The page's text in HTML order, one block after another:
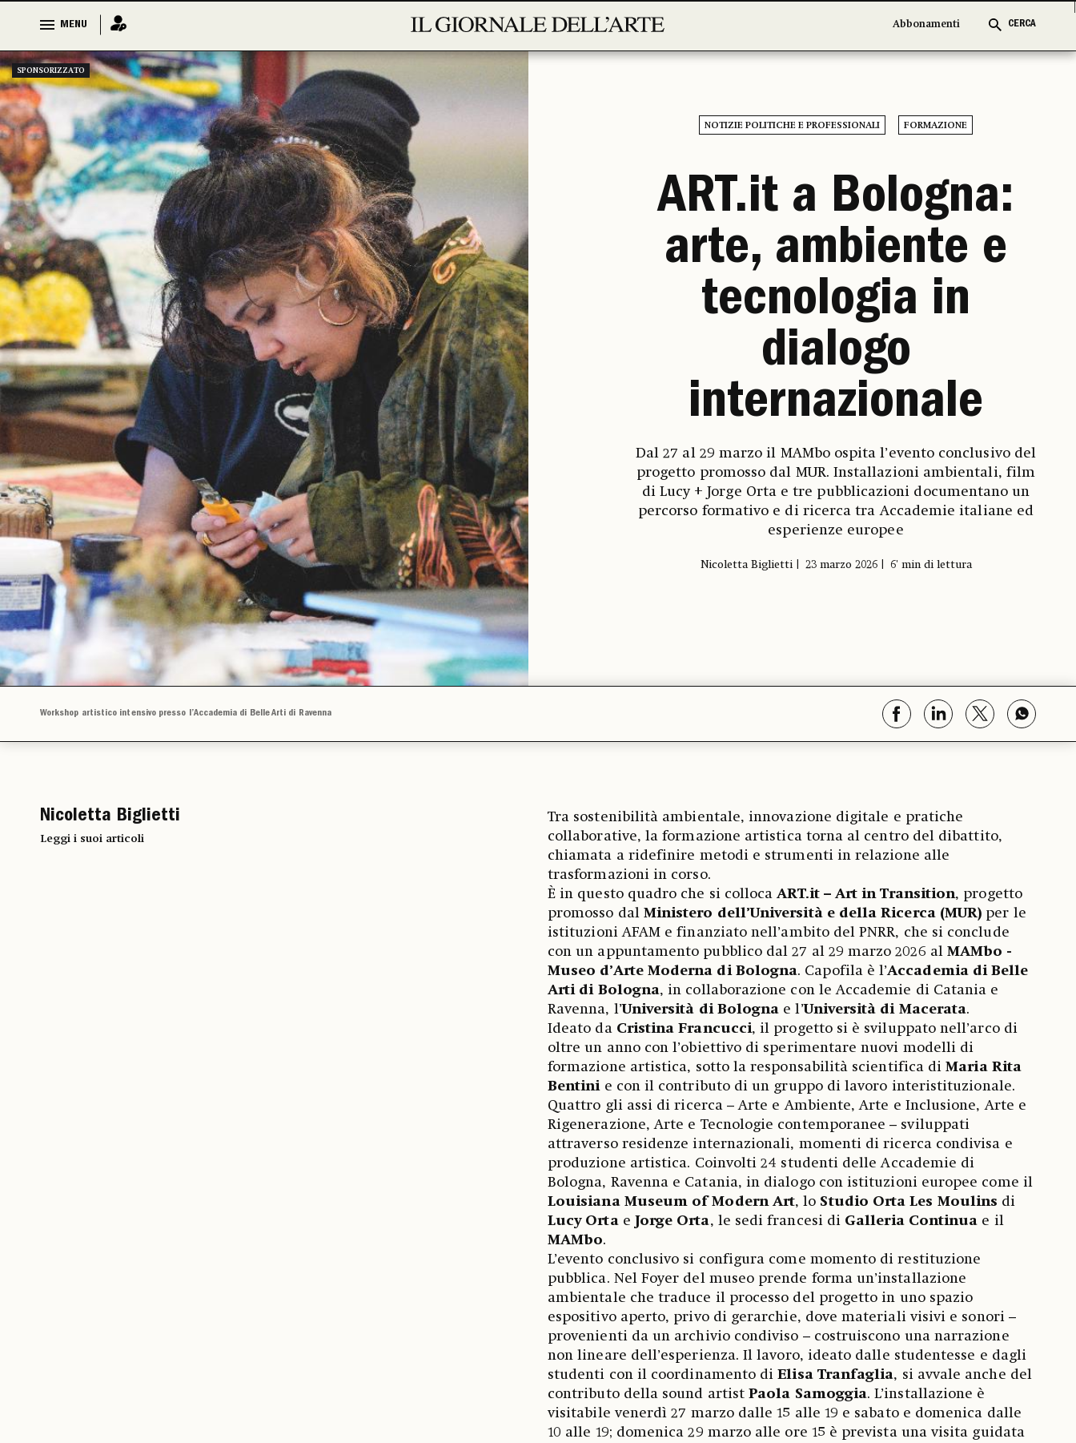
MENU Abbonamenti CERCA
MENU Abbonamenti CERCA
SPONSORIZZATO
NOTIZIE POLITICHE E PROFESSIONALI FORMAZIONE
ART.it a Bologna:
arte, ambiente e
tecnologia in
dialogo
internazionale
Dal 27 al 29 marzo il MAMbo ospita l’evento conclusivo del
progetto promosso dal MUR. Installazioni ambientali, film
di Lucy + Jorge Orta e tre pubblicazioni documentano un
percorso formativo e di ricerca tra Accademie italiane ed
esperienze europee
Nicoletta Biglietti 23 marzo 2026 6' min di lettura
Workshop artistico intensivo presso l’Accademia di Belle Arti di Ravenna
Nicoletta Biglietti
Leggi i suoi articoli
Tra sostenibilità ambientale, innovazione digitale e pratiche
collaborative, la formazione artistica torna al centro del dibattito,
chiamata a ridefinire metodi e strumenti in relazione alle
trasformazioni in corso.
È in questo quadro che si collocaART.it – Art in Transition, progetto
promosso dal Ministero dell’Università e della Ricerca (MUR) per le
istituzioni AFAM e finanziato nell’ambito del PNRR, che si conclude
con un appuntamento pubblico dal 27 al 29 marzo 2026 al MAMbo -
Museo d’Arte Moderna di Bologna. Capofila è l’Accademia di Belle
Arti di Bologna, in collaborazione con le Accademie di Catania e
Ravenna, l’Università di Bologna e l’Università di Macerata.
Ideato da Cristina Francucci, il progetto si è sviluppato nell’arco di
oltre un anno con l’obiettivo di sperimentare nuovi modelli di
formazione artistica, sotto la responsabilità scientifica diMaria Rita
Bentinie con il contributo di un gruppo di lavoro interistituzionale.
Quattro gli assi di ricerca – Arte e Ambiente, Arte e Inclusione, Arte e
Rigenerazione, Arte e Tecnologie contemporanee – sviluppati
attraverso residenze internazionali, momenti di ricerca condivisa e
produzione artistica. Coinvolti 24 studenti delle Accademie di
Bologna, Ravenna e Catania, in dialogo con istituzioni europee come il
Louisiana Museum of Modern Art, lo Studio Orta Les Moulins di
Lucy Ortae Jorge Orta, le sedi francesi di Galleria Continua e il
MAMbo.
L’evento conclusivo si configura come momento di restituzione
pubblica. Nel Foyer del museo prende forma un’installazione
ambientale che traduce il processo del progetto in uno spazio
espositivo aperto, privo di gerarchie, dove materiali visivi e sonori –
provenienti da un archivio condiviso – costruiscono una narrazione
non lineare dell’esperienza. Il lavoro, ideato dalle studentesse e dagli
studenti con il coordinamento diElisa Tranfaglia, si avvale anche del
contributo della sound artistPaola Samoggia. L’installazione è
visitabile venerdì 27 marzo dalle 15 alle 19 e sabato e domenica dalle
10 alle 19; domenica 29 marzo alle ore 15 è prevista una visita guidata